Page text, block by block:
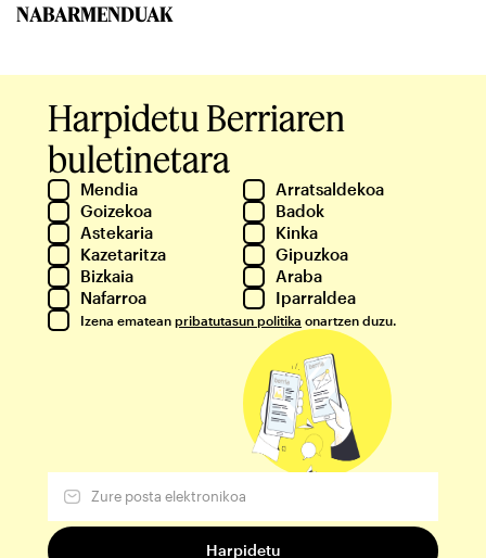
NABARMENDUAK
Harpidetu Berriaren
buletinetara
Mendia
Arratsaldekoa
Goizekoa
Badok
Astekaria
Kinka
Kazetaritza
Gipuzkoa
Bizkaia
Araba
Nafarroa
Iparraldea
Izena ematean pribatutasun politika onartzen duzu.